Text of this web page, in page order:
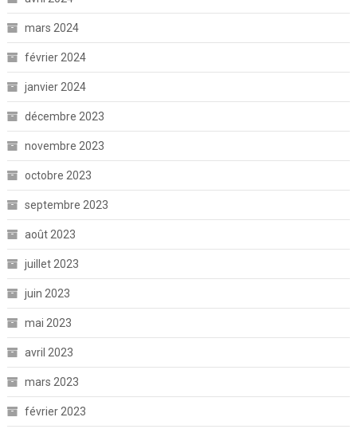
mars 2024
février 2024
janvier 2024
décembre 2023
novembre 2023
octobre 2023
septembre 2023
août 2023
juillet 2023
juin 2023
mai 2023
avril 2023
mars 2023
février 2023